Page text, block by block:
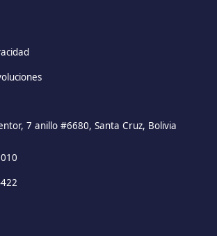
7 anillo #6680, Santa Cruz, Bolivia